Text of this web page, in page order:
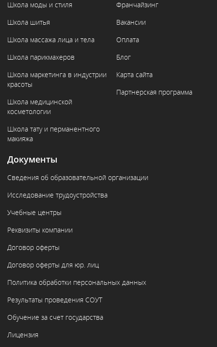
Школа моды и стиля
Школа шитья
Школа массажа лица и тела
Школа парикмахеров
Школа маркетинга в индустрии
красоты
Школа медицинской
косметологии
Школа тату и перманентного
макияжа
Франчайзинг
Вакансии
Оплата
Блог
Карта сайта
Партнерская программа
Документы
Сведения об образовательной организации
Исследование трудоустройства
Учебные центры
Реквизиты компании
Договор оферты
Договор оферты для юр. лиц
Политика обработки персональных данных
Результаты проведения СОУТ
Обучение за счет государства
Лицензия